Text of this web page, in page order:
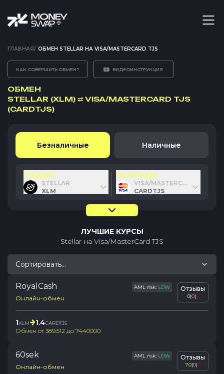
ГЛАВНАЯ/ ОБМЕН STELLAR НА VISA/MASTERCARD TJS
КАК СОВЕРШИТЬ ОБМЕН? ВИДЕОИНСТРУКЦИЯ
ОБМЕН
STELLAR (XLM) ⇄ VISA/MASTERCARD TJS
(CARDTJS)
Безналичные Наличные
ОТДАЮ
STELLAR
XLM
ПОЛУЧАЮ
VISA/MASTERCARD TJS
CARDTJS
ЛУЧШИЕ КУРСЫ
Stellar на Visa/MasterCard TJS
Сортировать...
RoyalCash AML risk: LOW
Онлайн-обмен
Отзывы
0|0|0
1XLM 1.4CARDTJS
Обмен от389.512 до 7440000
60sek AML risk: LOW
Онлайн-обмен
Отзывы
70|0|0